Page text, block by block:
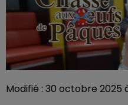
Modifié : 30 octobre 2025